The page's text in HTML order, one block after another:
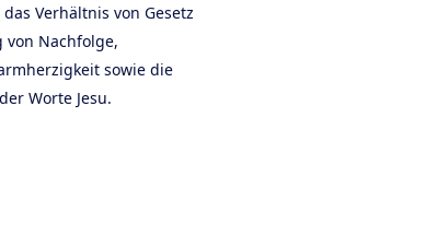
Verhältnis von Gesetz
von Nachfolge,
sowie die
Worte Jesu.